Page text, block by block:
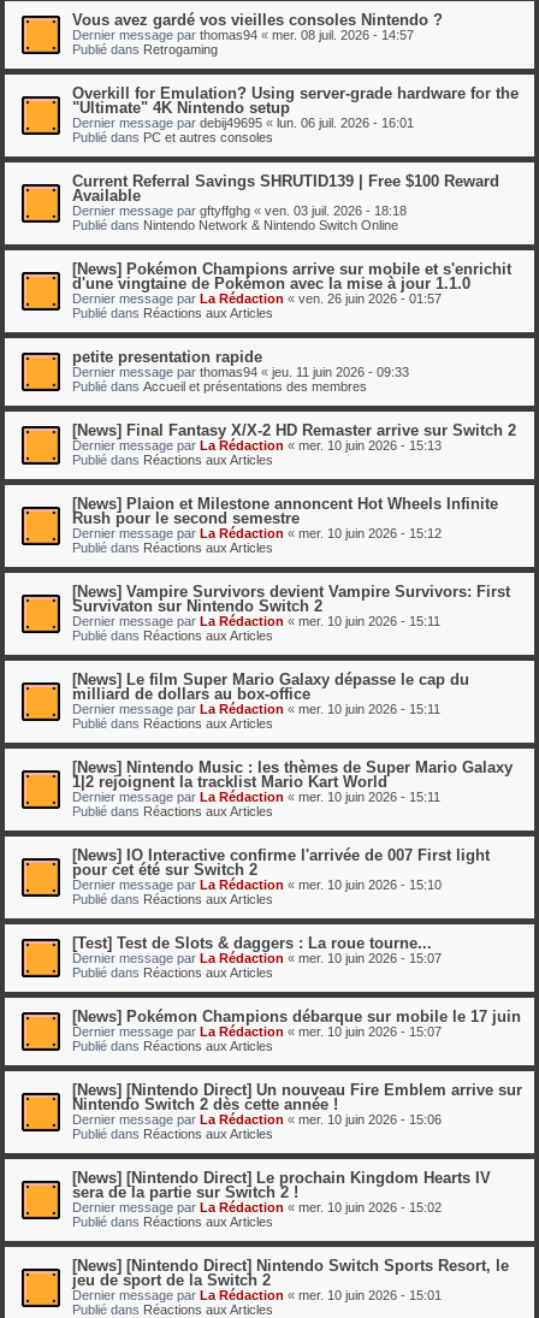
Vous avez gardé vos vieilles consoles Nintendo ?
Dernier message par thomas94 « mer. 08 juil. 2026 - 14:57
Publié dans Retrogaming
Overkill for Emulation? Using server-grade hardware for the
"Ultimate" 4K Nintendo setup
Dernier message par debij49695 « lun. 06 juil. 2026 - 16:01
Publié dans PC et autres consoles
Current Referral Savings SHRUTID139 | Free $100 Reward
Available
Dernier message par gftyffghg « ven. 03 juil. 2026 - 18:18
Publié dans Nintendo Network & Nintendo Switch Online
[News] Pokémon Champions arrive sur mobile et s'enrichit
d'une vingtaine de Pokémon avec la mise à jour 1.1.0
Dernier message par La Rédaction « ven. 26 juin 2026 - 01:57
Publié dans Réactions aux Articles
petite presentation rapide
Dernier message par thomas94 « jeu. 11 juin 2026 - 09:33
Publié dans Accueil et présentations des membres
[News] Final Fantasy X/X-2 HD Remaster arrive sur Switch 2
Dernier message par La Rédaction « mer. 10 juin 2026 - 15:13
Publié dans Réactions aux Articles
[News] Plaion et Milestone annoncent Hot Wheels Infinite
Rush pour le second semestre
Dernier message par La Rédaction « mer. 10 juin 2026 - 15:12
Publié dans Réactions aux Articles
[News] Vampire Survivors devient Vampire Survivors: First
Survivaton sur Nintendo Switch 2
Dernier message par La Rédaction « mer. 10 juin 2026 - 15:11
Publié dans Réactions aux Articles
[News] Le film Super Mario Galaxy dépasse le cap du
milliard de dollars au box-office
Dernier message par La Rédaction « mer. 10 juin 2026 - 15:11
Publié dans Réactions aux Articles
[News] Nintendo Music : les thèmes de Super Mario Galaxy
1|2 rejoignent la tracklist Mario Kart World
Dernier message par La Rédaction « mer. 10 juin 2026 - 15:11
Publié dans Réactions aux Articles
[News] IO Interactive confirme l'arrivée de 007 First light
pour cet été sur Switch 2
Dernier message par La Rédaction « mer. 10 juin 2026 - 15:10
Publié dans Réactions aux Articles
[Test] Test de Slots & daggers : La roue tourne...
Dernier message par La Rédaction « mer. 10 juin 2026 - 15:07
Publié dans Réactions aux Articles
[News] Pokémon Champions débarque sur mobile le 17 juin
Dernier message par La Rédaction « mer. 10 juin 2026 - 15:07
Publié dans Réactions aux Articles
[News] [Nintendo Direct] Un nouveau Fire Emblem arrive sur
Nintendo Switch 2 dès cette année !
Dernier message par La Rédaction « mer. 10 juin 2026 - 15:06
Publié dans Réactions aux Articles
[News] [Nintendo Direct] Le prochain Kingdom Hearts IV
sera de la partie sur Switch 2 !
Dernier message par La Rédaction « mer. 10 juin 2026 - 15:02
Publié dans Réactions aux Articles
[News] [Nintendo Direct] Nintendo Switch Sports Resort, le
jeu de sport de la Switch 2
Dernier message par La Rédaction « mer. 10 juin 2026 - 15:01
Publié dans Réactions aux Articles